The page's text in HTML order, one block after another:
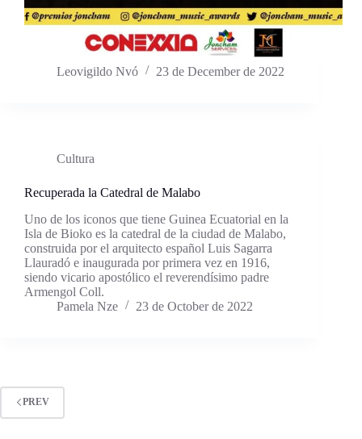
Leovigildo Nvó 23 de December de 2022
Cultura
Recuperada la Catedral de Malabo
Uno de los iconos que tiene Guinea Ecuatorial en la
Isla de Bioko es la catedral de la ciudad de Malabo,
construida por el arquitecto español Luis Sagarra
Llauradó e inaugurada por primera vez en 1916,
siendo vicario apostólico el reverendísimo padre
Armengol Coll.
Pamela Nze
23 de October de 2022
PREV